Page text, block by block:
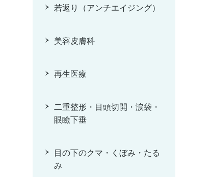
若返り（アンチエイジング）
美容皮膚科
再生医療
二重整形・目頭切開・涙袋・
眼瞼下垂
目の下のクマ・くぼみ・たる
み